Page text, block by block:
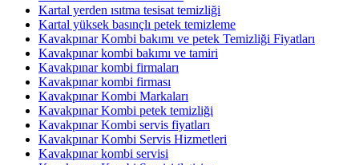
Kartal yerden ısıtma tesisat temizliği
Kartal yüksek basınçlı petek temizleme
Kavakpınar Kombi bakımı ve petek Temizliği Fiyatları
Kavakpınar kombi bakımı ve tamiri
Kavakpınar kombi firmaları
Kavakpınar kombi firması
Kavakpınar Kombi Markaları
Kavakpınar Kombi petek temizliği
Kavakpınar Kombi servis fiyatları
Kavakpınar Kombi Servis Hizmetleri
Kavakpınar kombi servisi